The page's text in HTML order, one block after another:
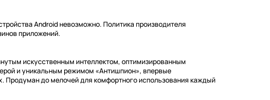
Android невозможно. Политика производителя
приложений.
искусственным интеллектом, оптимизированным
и уникальным режимом «Антишпион», впервые
Продуман до мелочей для комфортного использования каждый